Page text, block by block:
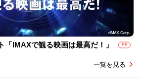
「IMAXで観る映画は最高だ！」 PR
一覧を見る